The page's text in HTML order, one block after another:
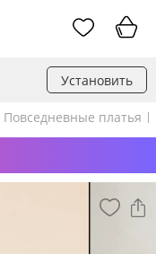
Установить
Повседневные платья